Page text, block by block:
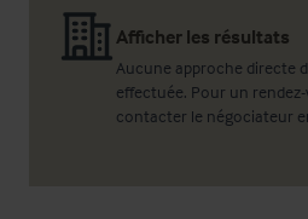
Afficher les résultats
Aucune approche directe
effectuée. Pour un
contacter le négociateur